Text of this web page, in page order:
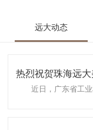
远大动态
热烈祝贺珠海远
近日，广东省工业